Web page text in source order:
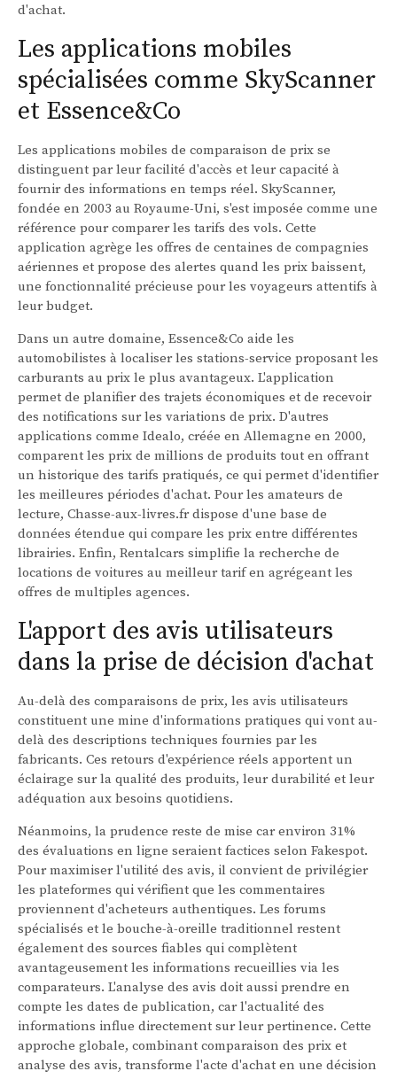
d'achat.
Les applications mobiles
spécialisées comme SkyScanner
et Essence&Co
Les applications mobiles de comparaison de prix se
distinguent par leur facilité d'accès et leur capacité à
fournir des informations en temps réel. SkyScanner,
fondée en 2003 au Royaume-Uni, s'est imposée comme une
référence pour comparer les tarifs des vols. Cette
application agrège les offres de centaines de compagnies
aériennes et propose des alertes quand les prix baissent,
une fonctionnalité précieuse pour les voyageurs attentifs à
leur budget.
Dans un autre domaine, Essence&Co aide les
automobilistes à localiser les stations-service proposant les
carburants au prix le plus avantageux. L'application
permet de planifier des trajets économiques et de recevoir
des notifications sur les variations de prix. D'autres
applications comme Idealo, créée en Allemagne en 2000,
comparent les prix de millions de produits tout en offrant
un historique des tarifs pratiqués, ce qui permet d'identifier
les meilleures périodes d'achat. Pour les amateurs de
lecture, Chasse-aux-livres.fr dispose d'une base de
données étendue qui compare les prix entre différentes
librairies. Enfin, Rentalcars simplifie la recherche de
locations de voitures au meilleur tarif en agrégeant les
offres de multiples agences.
L'apport des avis utilisateurs
dans la prise de décision d'achat
Au-delà des comparaisons de prix, les avis utilisateurs
constituent une mine d'informations pratiques qui vont au-
delà des descriptions techniques fournies par les
fabricants. Ces retours d'expérience réels apportent un
éclairage sur la qualité des produits, leur durabilité et leur
adéquation aux besoins quotidiens.
Néanmoins, la prudence reste de mise car environ 31%
des évaluations en ligne seraient factices selon Fakespot.
Pour maximiser l'utilité des avis, il convient de privilégier
les plateformes qui vérifient que les commentaires
proviennent d'acheteurs authentiques. Les forums
spécialisés et le bouche-à-oreille traditionnel restent
également des sources fiables qui complètent
avantageusement les informations recueillies via les
comparateurs. L'analyse des avis doit aussi prendre en
compte les dates de publication, car l'actualité des
informations influe directement sur leur pertinence. Cette
approche globale, combinant comparaison des prix et
analyse des avis, transforme l'acte d'achat en une décision